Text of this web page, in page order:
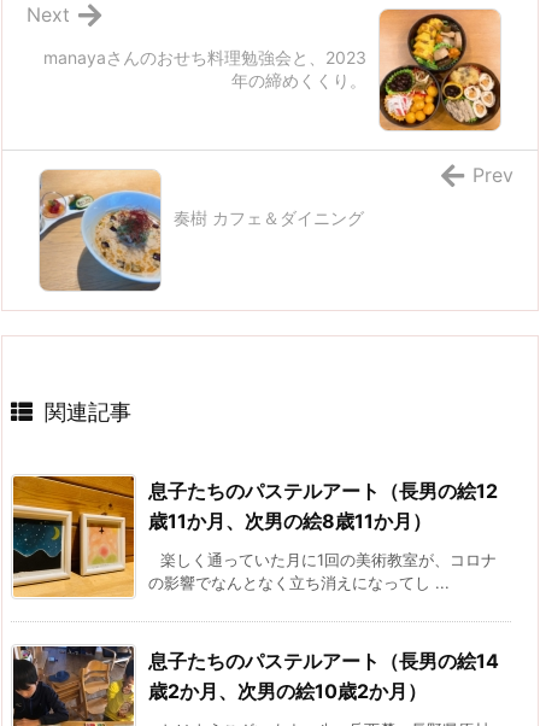
manayaさんのおせち料理勉強会と、2023
年の締めくくり。
Next
奏樹 カフェ＆ダイニング
Prev
関連記事
息子たちのパステルアート（長男の絵12
歳11か月、次男の絵8歳11か月）
楽しく通っていた月に1回の美術教室が、コロナ
の影響でなんとなく立ち消えになってし ...
息子たちのパステルアート（長男の絵14
歳2か月、次男の絵10歳2か月）